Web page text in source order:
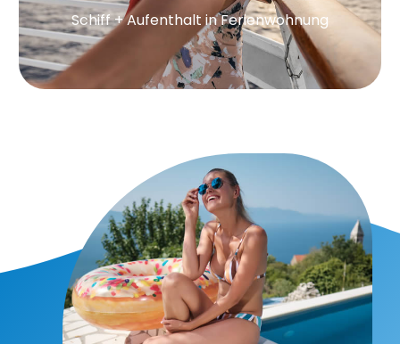
Schiff + Aufenthalt in Ferienwohnung